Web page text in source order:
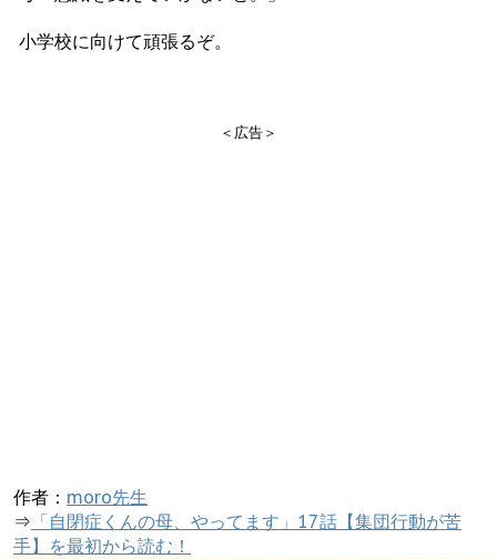
小学校に向けて頑張るぞ。
＜広告＞
作者： moro先生
⇒ 「自閉症くんの母、やってます」17話【集団行動が苦
手】を最初から読む！